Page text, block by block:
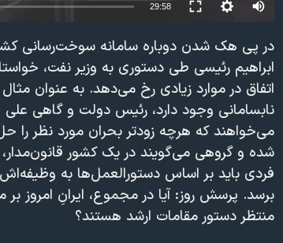
29:58
در پی هک شدن دوباره سامانه سوخت‌رسانی
ابراهیم رئیسی طی دستوری به وزیر نفت،
اتفاق در موارد زیادی رخ می‌دهد. به عنوان
نابسامانی وجود دارد، رئیس دولت و گاهی علی
می‌خواهند که هرچه زودتر بحران مورد نظر
شده و گروهی می‌گویند در یک کشور
فردی باید بر اساس دستورالعمل‌ها به
برسد. پرسش روز: آیا در مجموع، ایرانِ امروز
منتظر دستور مقامات ارشد هستند؟